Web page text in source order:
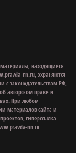
находящиеся
nn.ru, охраняются
с законодательством РФ,
авторском праве и
При любом
материалов сайта и
гиперссылка
nn.ru